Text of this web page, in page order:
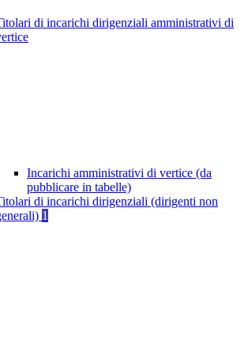
di incarichi dirigenziali amministrativi di
Incarichi amministrativi di vertice (da
pubblicare in tabelle)
di incarichi dirigenziali (dirigenti non
1